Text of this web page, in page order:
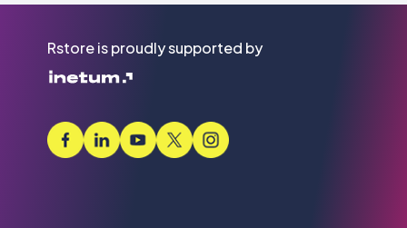
Rstore is proudly supported by